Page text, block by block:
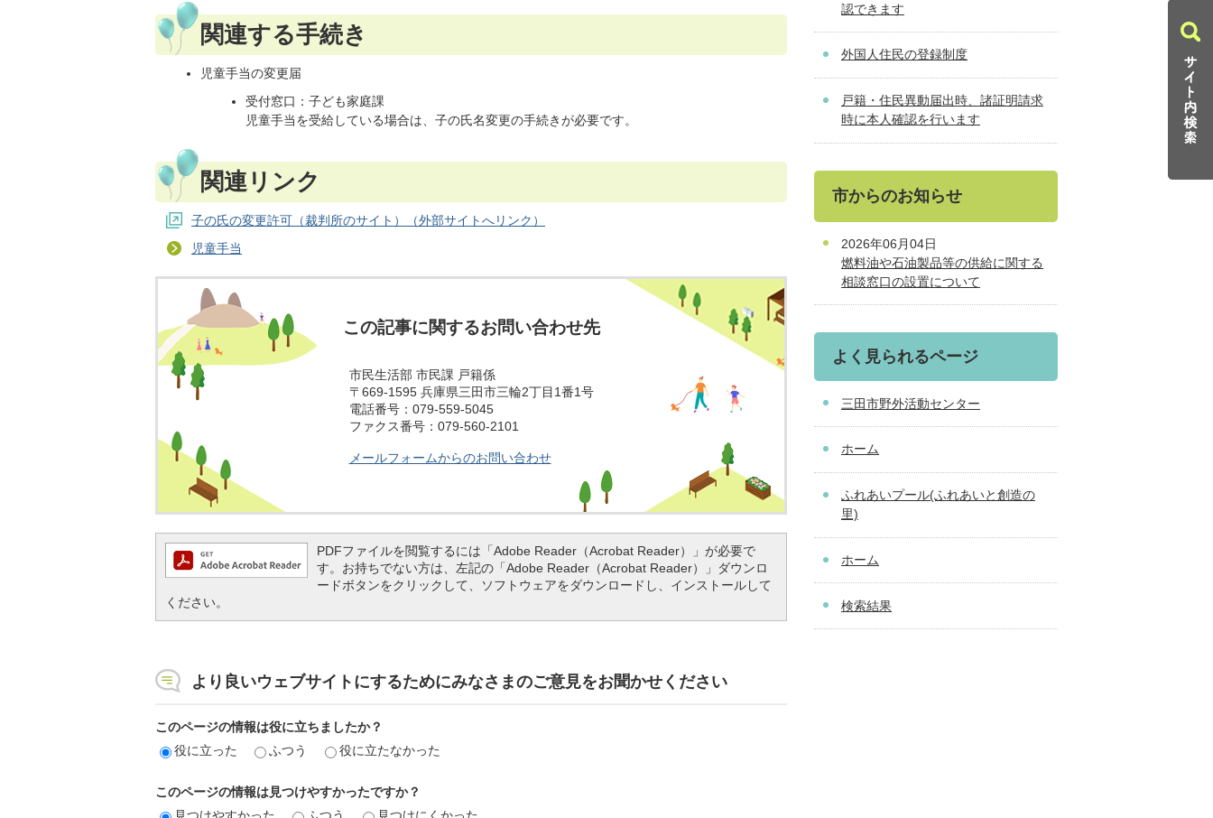
関連する手続き
児童手当の変更届
受付窓口：子ども家庭課
児童手当を受給している場合は、子の氏名変更の手続きが必要です。
関連リンク
子の氏の変更許可（裁判所のサイト）（外部サイトへリンク）
児童手当
この記事に関するお問い合わせ先
市民生活部 市民課 戸籍係
〒669-1595 兵庫県三田市三輪2丁目1番1号
電話番号：079-559-5045
ファクス番号：079-560-2101
メールフォームからのお問い合わせ
PDFファイルを閲覧するには「Adobe Reader（Acrobat Reader）」が必要で
す。お持ちでない方は、左記の「Adobe Reader（Acrobat Reader）」ダウンロ
ードボタンをクリックして、ソフトウェアをダウンロードし、インストールして
ください。
より良いウェブサイトにするためにみなさまのご意見をお聞かせください
このページの情報は役に立ちましたか？
役に立った
ふつう 役に立たなかった
このページの情報は見つけやすかったですか？
見つけやすかった
ふつう 見つけにくかった
認できます
外国人住民の登録制度
戸籍・住民異動届出時、諸証明請求
時に本人確認を行います
市からのお知らせ
2026年06月04日
燃料油や石油製品等の供給に関する
相談窓口の設置について
よく見られるページ
三田市野外活動センター
ホーム
ふれあいプール(ふれあいと創造の
里)
ホーム
検索結果